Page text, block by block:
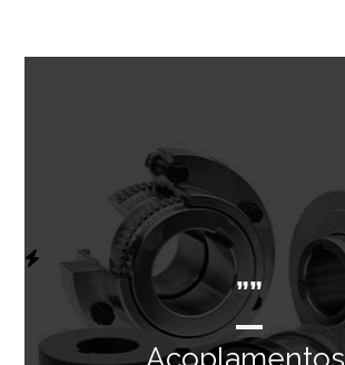
””
Acoplamentos